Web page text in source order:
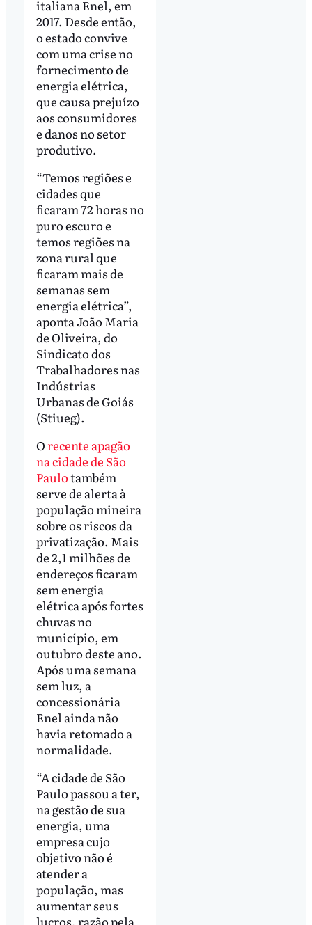
italiana Enel, em
2017. Desde então,
o estado convive
com uma crise no
fornecimento de
energia elétrica,
que causa prejuízo
aos consumidores
e danos no setor
produtivo.
“Temos regiões e
cidades que
ficaram 72 horas no
puro escuro e
temos regiões na
zona rural que
ficaram mais de
semanas sem
energia elétrica”,
aponta João Maria
de Oliveira, do
Sindicato dos
Trabalhadores nas
Indústrias
Urbanas de Goiás
(Stiueg).
O recente apagão
na cidade de São
Paulotambém
serve de alerta à
população mineira
sobre os riscos da
privatização. Mais
de 2,1 milhões de
endereços ficaram
sem energia
elétrica após fortes
chuvas no
município, em
outubro deste ano.
Após uma semana
sem luz, a
concessionária
Enel ainda não
havia retomado a
normalidade.
“A cidade de São
Paulo passou a ter,
na gestão de sua
energia, uma
empresa cujo
objetivo não é
atender a
população, mas
aumentar seus
lucros, razão pela